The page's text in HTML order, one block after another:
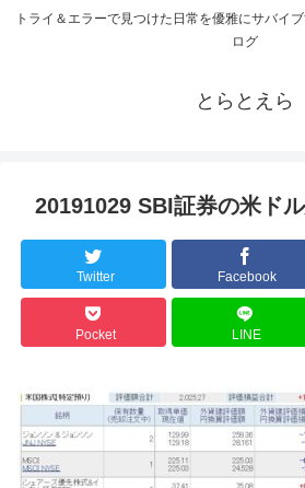
トライ＆エラーで見つけた日常を優雅にサバイ
ログ
とらとえら
20191029 SBI証券の米ド
Twitter Facebook
Pocket LINE